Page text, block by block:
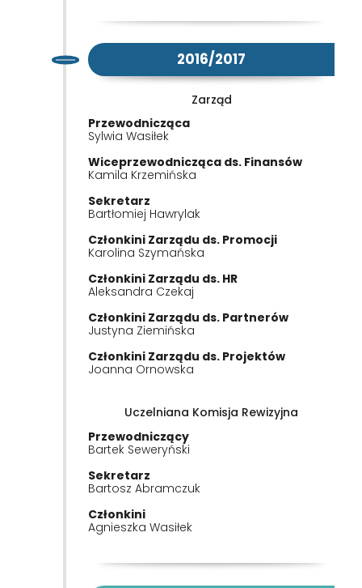
2016/2017
Zarząd
Przewodnicząca
Sylwia Wasiłek
Wiceprzewodnicząca ds. Finansów
Kamila Krzemińska
Sekretarz
Bartłomiej Hawrylak
Członkini Zarządu ds. Promocji
Karolina Szymańska
Członkini Zarządu ds. HR
Aleksandra Czekaj
Członkini Zarządu ds. Partnerów
Justyna Ziemińska
Członkini Zarządu ds. Projektów
Joanna Ornowska
Uczelniana Komisja Rewizyjna
Przewodniczący
Bartek Seweryński
Sekretarz
Bartosz Abramczuk
Członkini
Agnieszka Wasiłek